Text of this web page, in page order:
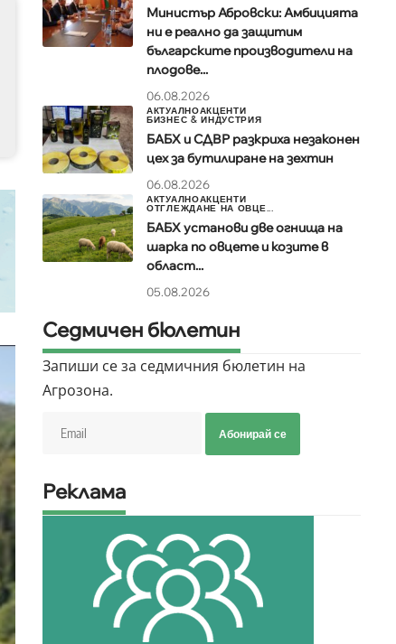
Министър Абровски: Амбицията
ни е реално да защитим
българските производители на
плодове...
06.08.2026
АКТУАЛНОАКЦЕНТИ
БИЗНЕС & ИНДУСТРИЯ
БАБХ и СДВР разкриха незаконен
цех за бутилиране на зехтин
06.08.2026
АКТУАЛНОАКЦЕНТИ
ОТГЛЕЖДАНЕ НА ОВЦЕ...
БАБХ установи две огнища на
шарка по овцете и козите в
област...
05.08.2026
Седмичен бюлетин
Запиши се за седмичния бюлетин на
Агрозона.
Абонирай се
Реклама